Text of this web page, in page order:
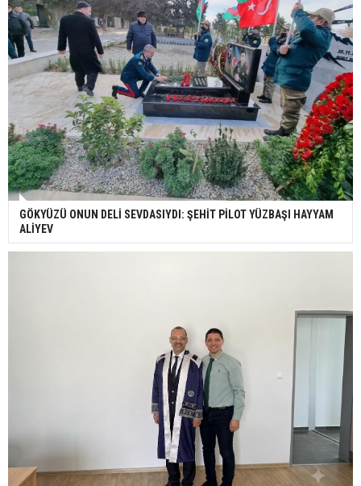
GÖKYÜZÜ ONUN DELİ SEVDASIYDI: ŞEHİT PİLOT YÜZBAŞI HAYYAM
ALİYEV